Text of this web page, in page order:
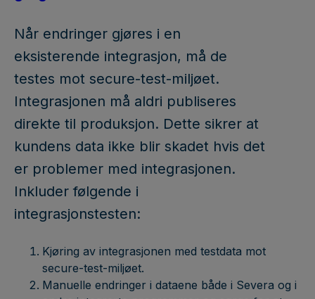
Når endringer gjøres i en
eksisterende integrasjon, må de
testes mot secure-test-miljøet.
Integrasjonen må aldri publiseres
direkte til produksjon. Dette sikrer at
kundens data ikke blir skadet hvis det
er problemer med integrasjonen.
Inkluder følgende i
integrasjonstesten:
Kjøring av integrasjonen med testdata mot
secure-test-miljøet.
Manuelle endringer i dataene både i Severa og i